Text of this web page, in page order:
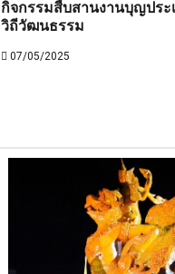
กิจกรรมสืบสานงานบุญปร
วิถีวัฒนธรรม
07/05/2025